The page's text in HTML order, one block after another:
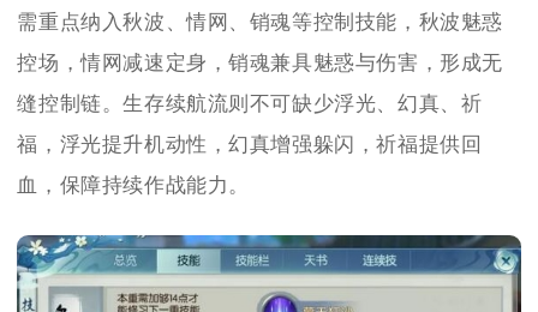
需重点纳入秋波、情网、销魂等控制技能，秋波魅惑
控场，情网减速定身，销魂兼具魅惑与伤害，形成无
缝控制链。生存续航流则不可缺少浮光、幻真、祈
福，浮光提升机动性，幻真增强躲闪，祈福提供回
血，保障持续作战能力。